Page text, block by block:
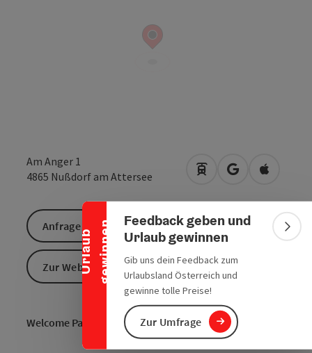
U
r
l
a
u
b
g
e
w
i
n
n
e n
Banner einklappen
Feedback geben und
Urlaub gewinnen
Gib uns dein Feedback zum
Urlaubsland Österreich und
gewinne tolle Preise!
Zur Umfrage
Am Anger 1
4865 Nußdorf am Attersee Anreise mit
in Googlein Apple
Welcome Party & Lifestyle!
Anfrage senden
Zur Website